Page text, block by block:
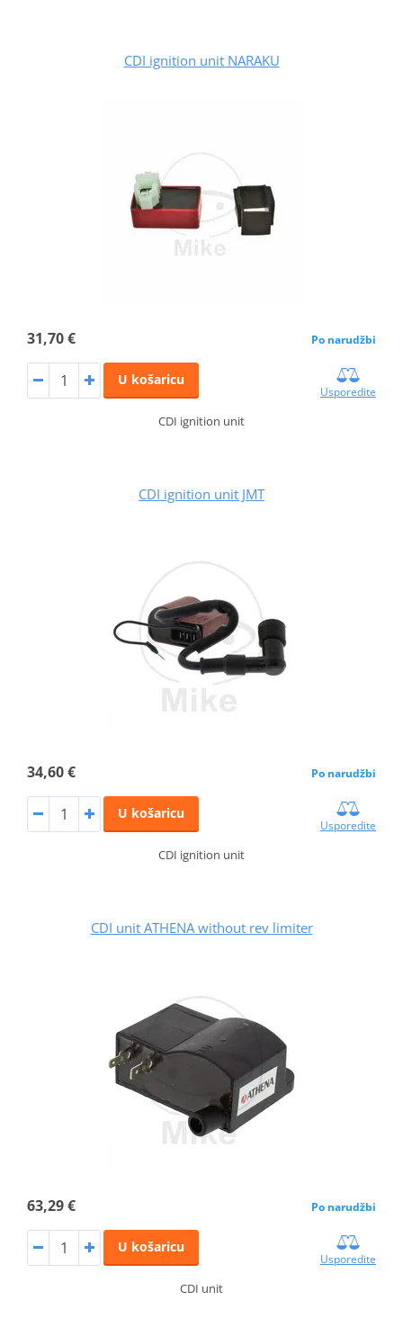
CDI ignition unit NARAKU
31,70 € Po narudžbi
U košaricu
Usporedite
CDI ignition unit
CDI ignition unit JMT
34,60 € Po narudžbi
U košaricu
Usporedite
CDI ignition unit
CDI unit ATHENA without rev limiter
63,29 € Po narudžbi
U košaricu
Usporedite
CDI unit